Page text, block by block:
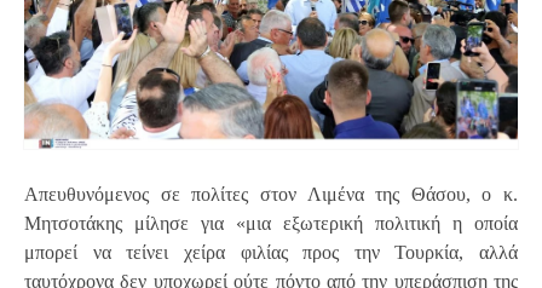
Απευθυνόμενος σε πολίτες στον Λιμένα της Θάσου, ο κ.
Μητσοτάκης μίλησε για «μια εξωτερική πολιτική η οποία
μπορεί να τείνει χείρα φιλίας προς την Τουρκία, αλλά
ταυτόχρονα δεν υποχωρεί ούτε πόντο από την υπεράσπιση της